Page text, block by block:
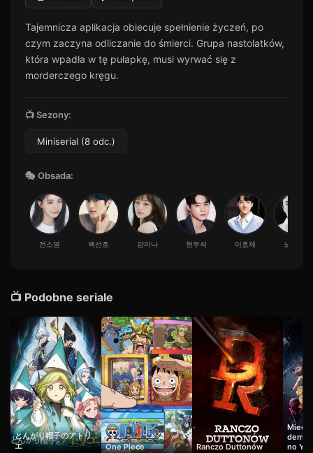
Tajemnicza aplikacja obiecuje spełnienie życzeń, po
czym zaczyna odliczanie do śmierci. Grupa nastolatków,
która wpadła w tę pułapkę, musi wyrwać się z
morderczego kręgu.
📺 Sezony:
Miniserial (8 odc.)
🎭 Obsada:
전소영 백선호 강미나 현우석 이효제 노재원
📺 Podobne seriale
とんがり帽子のアトリ
エ
One Piece Ranczo Duttonów
Miecz
no